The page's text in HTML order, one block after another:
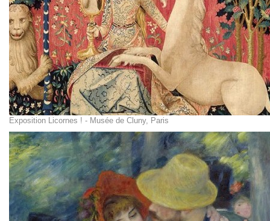
Exposition Licornes ! - Musée de Cluny, Paris